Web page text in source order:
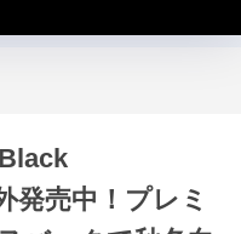
発売中！プレミ